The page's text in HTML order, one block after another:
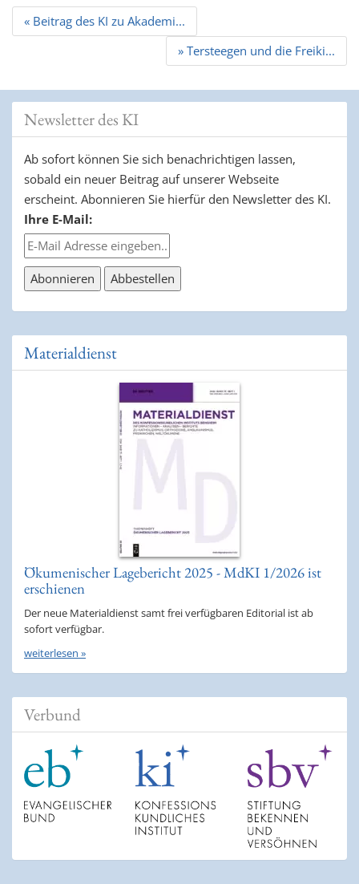
Beitrags
Navigation
« Beitrag des KI zu Akademi...
» Tersteegen und die Freiki...
Newsletter des KI
Ab sofort können Sie sich benachrichtigen lassen,
sobald ein neuer Beitrag auf unserer Webseite
erscheint. Abonnieren Sie hierfür den Newsletter des KI.
Ihre E-Mail:
Materialdienst
Ökumenischer Lagebericht 2025 - MdKI 1/2026 ist
erschienen
Der neue Materialdienst samt frei verfügbaren Editorial ist ab
sofort verfügbar.
weiterlesen »
Verbund